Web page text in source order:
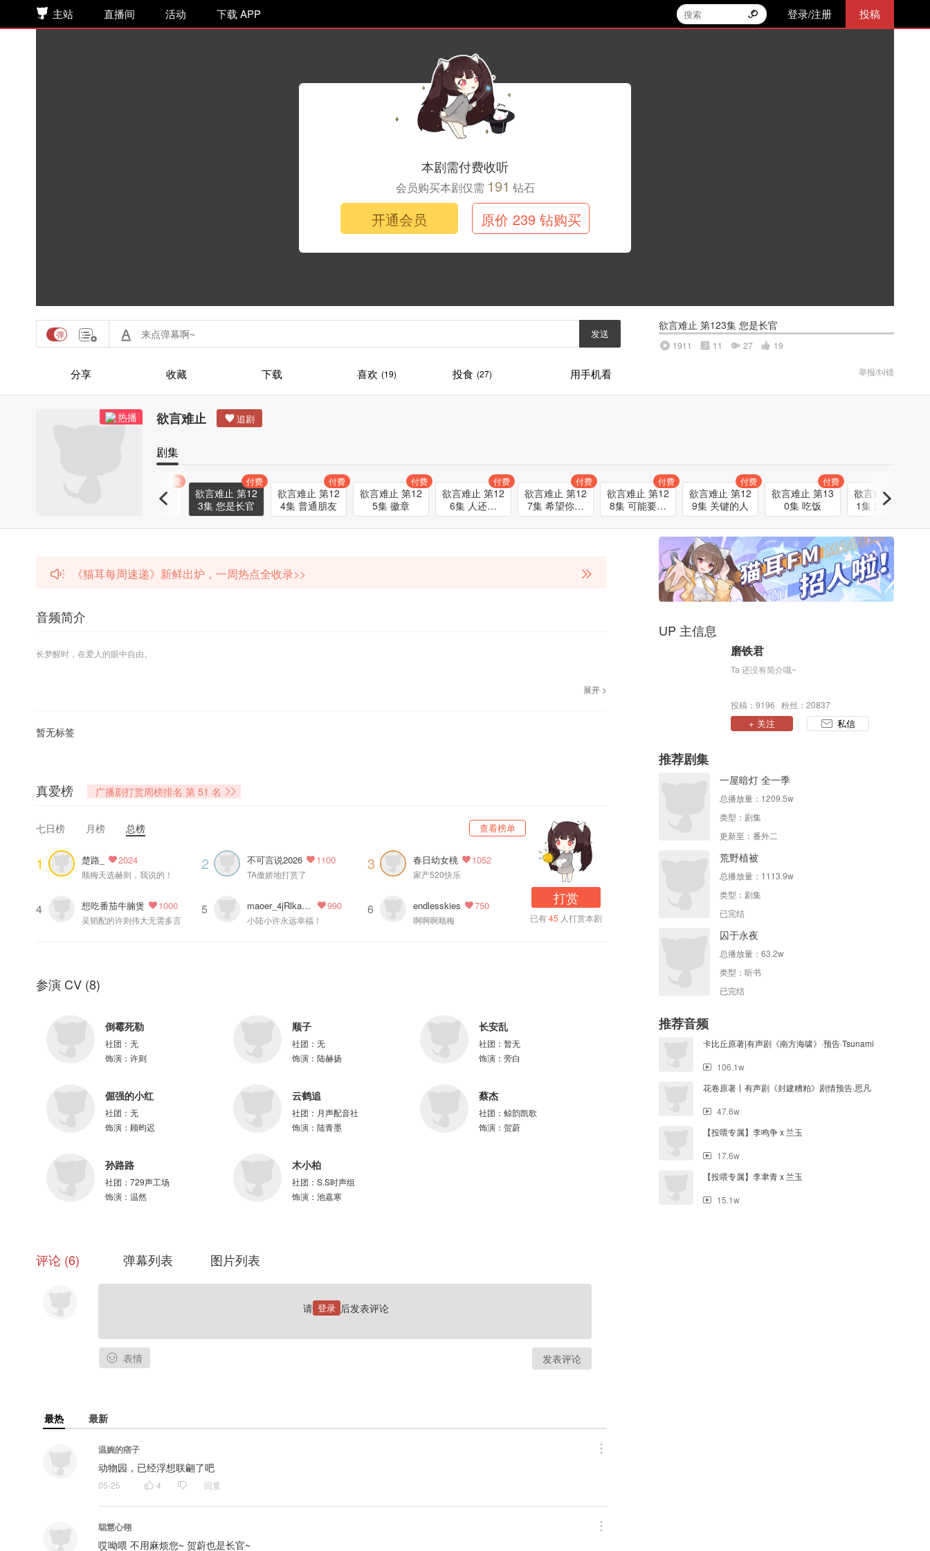
主站 直播间 活动 下载 APP 登录/注册 投稿
本剧需付费收听
会员购买本剧仅需 191 钻石
开通会员 原价 239 钻购买
发送
分享 收藏 下载 喜欢 (19) 投食 (27) 用手机看
欲言难止 第123集 您是长官
1911 11 27 19
举报/纠错
热播 欲言难止
剧集
欲言难止 第12
2集 我像是哪
付费
欲言难止 第12
3集 您是长官
付费
欲言难止 第12
4集 普通朋友
付费
欲言难止 第12
5集 徽章
付费
欲言难止 第12
6集 人还活
着，就是好事
付费
欲言难止 第12
7集 希望你诚
实一点
付费
欲言难止 第12
8集 可能要找
到答案了
付费
欲言难止 第12
9集 关键的人
付费
欲言难止 第13
0集 吃饭
付费
欲言难止 第13
1集 洋桔梗17
《猫耳每周速递》新鲜出炉，一周热点全收录>>
音频简介
长梦醒时，在爱人的眼中自由。
=配音组=
陆赫扬：顺子
顾昀迟：倔强的小红
陆青墨：云鹤追
池嘉寒：木小柏
温然：孙路路（特邀出演）
制作：有点儿酷制作团队
制作人：调儿、月灵纷飞
剧本修订：李博士、桑雪、调儿
正剧对轨：芝麻狐、浅宝
字体设计：澈澈、旺旺小早
展开 >
暂无标签
真爱榜 广播剧打赏周榜排名 第 51 名
七日榜 月榜 总榜 查看榜单
1 楚路_ 2024
顺梅天选赫则，我说的！
2 不可言说2026 1100
TA傲娇地打赏了
3 春日幼女桃 1052
家产520快乐
4 想吃番茄牛腩煲 1000
吴韬配的许则伟大无需多言
5 maoer_4jRlkaY7fG8G 990
小陆小许永远幸福！
6 endlesskies 750
啊啊啊顺梅
打赏
已有45 人打赏本剧
参演 CV (8)
倒霉死勒
社团： 无
饰演： 许则
顺子
社团： 无
饰演： 陆赫扬
长安乱
社团： 暂无
饰演： 旁白
倔强的小红
社团： 无
饰演： 顾昀迟
云鹤追
社团： 月声配音社
饰演： 陆青墨
蔡杰
社团： 鲸韵凯歌
饰演： 贺蔚
孙路路
社团： 729声工场
饰演： 温然
木小柏
社团： S.S时声组
饰演： 池嘉寒
评论 6 弹幕列表 图片列表
请 登录 后发表评论
表情 发表评论
最热 最新
温婉的痞子
动物园，已经浮想联翩了吧
05-25 4 回复
聪慧心翎
哎呦喂 不用麻烦您~ 贺蔚也是长官~
UP 主信息
磨铁君
Ta 还没有简介哦~
投稿：9196 粉丝：20837
+ 关注 私信
推荐剧集
一屋暗灯 全一季
总播放量： 1209.5w
类型： 剧集
更新至：番外二
荒野植被
总播放量： 1113.9w
类型： 剧集
已完结
囚于永夜
总播放量： 63.2w
类型： 听书
已完结
推荐音频
卡比丘原著|有声剧《南方海啸》·预告·Tsunami
106.1w
花卷原著丨有声剧《封建糟粕》剧情预告·思凡
47.6w
【投喂专属】李鸣争 x 兰玉
17.6w
【投喂专属】李聿青 x 兰玉
15.1w